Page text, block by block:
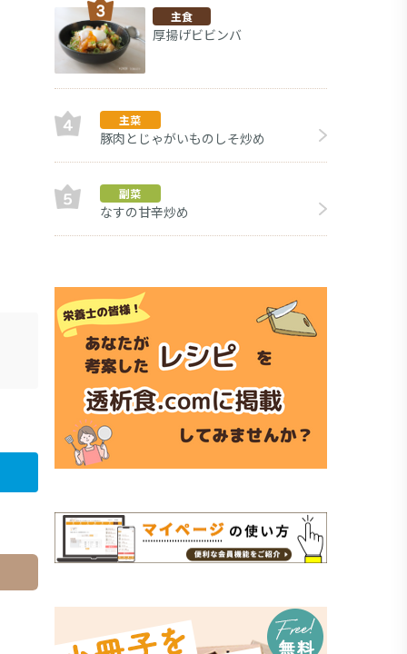
主食
厚揚げビビンバ
主菜
豚肉とじゃがいものしそ炒め
副菜
なすの甘辛炒め